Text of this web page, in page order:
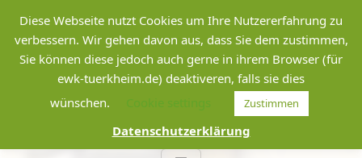
Inhalt
springen
Weltladen Türkheim
Eine-Welt-Kreis Türkheim e.V.
Diese Webseite nutzt Cookies um Ihre Nutzererfahrung zu
verbessern. Wir gehen davon aus, dass Sie dem zustimmen,
Sie können diese jedoch auch gerne in ihrem Browser (für
ewk-tuerkheim.de) deaktiveren, falls sie dies
wünschen.
Cookie settings Zustimmen
Datenschutzerklärung